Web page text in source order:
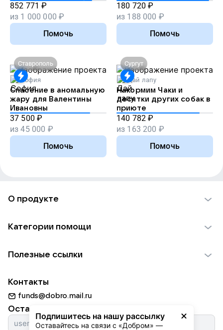
852 771 ₽
из 1 000 000 ₽
Помочь
180 720 ₽
из 188 000 ₽
Помочь
Ставрополь
София
Спасение в аномальную
жару для Валентины
Ивановны
37 500 ₽
из45 000 ₽
Помочь
Сургут
Дай лапу
Накормим Чаки и
десятки других собак в
приюте
140 782 ₽
из 163 200 ₽
Помочь
Подпишитесь на нашу рассылку
Оставайтесь на связи с «Добром» —
О продукте
Использование материалов
Для НКО
Партнерам
Категории помощи
Пожилым
Животным
Природе
Культуре
Полезные ссылки
Добрый день
Истории
Контакты
funds@dobro.mail.ru
Оставайтесь с нами